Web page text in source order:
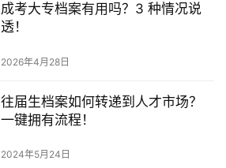
成考大专档案有用吗？3 种情况说
透！
2026年4月28日
往届生档案如何转递到人才市场？
一键拥有流程！
2024年5月24日